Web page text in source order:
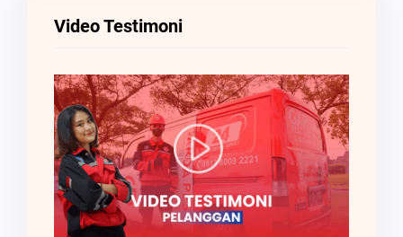
Video Testimoni